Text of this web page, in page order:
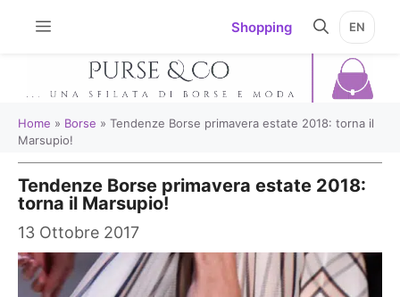
Shopping EN
Home » Borse » Tendenze Borse primavera estate 2018: torna il
Marsupio!
Tendenze Borse primavera estate 2018:
torna il Marsupio!
13 Ottobre 2017